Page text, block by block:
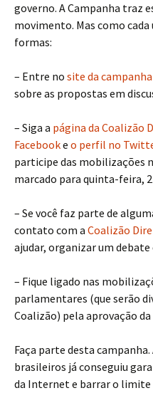
governo. A Campanha traz
movimento. Mas como cada
formas:
– Entre no site da campanha
sobre as propostas em
– Siga a página da Coalizão
Facebooke o perfil no
participe das mobilizações
marcado para quinta-feira,
– Se você faz parte de
contato com a Coalizão
ajudar, organizar um
– Fique ligado nas
parlamentares (que serão
Coalizão) pela aprovação da
Faça parte desta
brasileiros já conseguiu
da Internet e barrar o limite